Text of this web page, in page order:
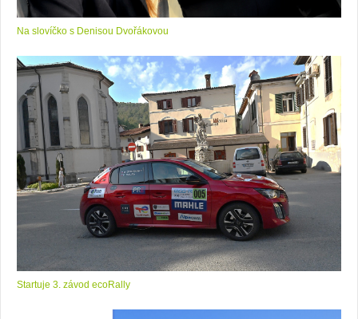
Na slovíčko s Denisou Dvořákovou
Startuje 3. závod ecoRally